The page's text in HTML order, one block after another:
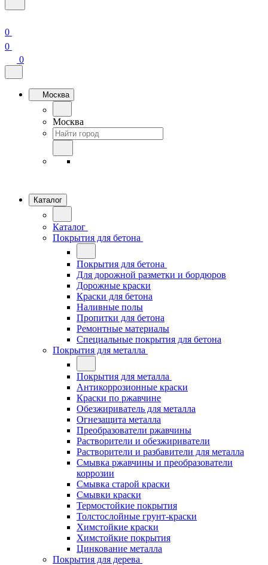
0
0
0
Москва
Москва
Каталог
Каталог
Покрытия для бетона
Покрытия для бетона
Для дорожной разметки и бордюров
Дорожные краски
Краски для бетона
Наливные полы
Пропитки для бетона
Ремонтные материалы
Специальные покрытия для бетона
Покрытия для металла
Покрытия для металла
Антикоррозионные краски
Краски по ржавчине
Обезжириватель для металла
Огнезащита металла
Преобразователи ржавчины
Растворители и обезжириватели
Растворители и разбавители для металла
Смывка ржавчины и преобразователи
коррозии
Смывка старой краски
Смывки краски
Термостойкие покрытия
Толстослойные грунт-краски
Химстойкие краски
Химстойкие покрытия
Цинкование металла
Покрытия для дерева